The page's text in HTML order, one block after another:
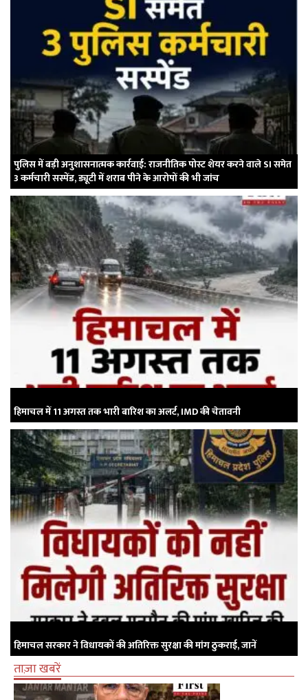
पुलिस में बड़ी अनुशासनात्मक कार्रवाई: राजनीतिक पोस्ट शेयर करने वाले SI समेत
3 कर्मचारी सस्पेंड, ड्यूटी में शराब पीने के आरोपों की भी जांच
हिमाचल में 11 अगस्त तक भारी बारिश का अलर्ट, IMD की चेतावनी
हिमाचल सरकार ने विधायकों की अतिरिक्त सुरक्षा की मांग ठुकराई, जानें
ताज़ा खबरें